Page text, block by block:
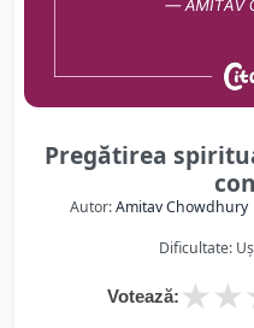
Pregătirea
Autor:Amitav Chowdhury
Dificultate:
Votează: ★
★